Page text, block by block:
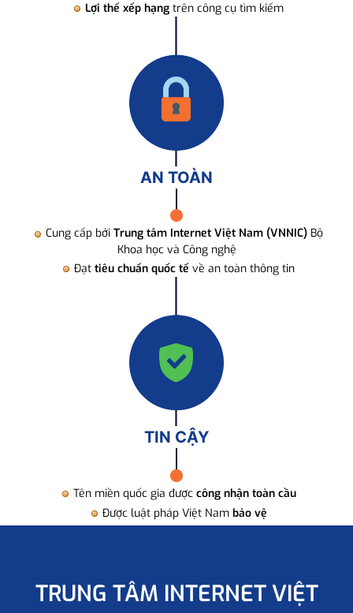
Lợi thế xếp hạng trên công cụ tìm kiếm
AN TOÀN
Cung cấp bởi Trung tâm Internet Việt Nam (VNNIC) Bộ
Khoa học và Công nghệ
Đạt tiêu chuẩn quốc tế về an toàn thông tin
TIN CẬY
Tên miền quốc gia được công nhận toàn cầu
Được luật pháp Việt Nam bảo vệ
TRUNG TÂM INTERNET VIỆT